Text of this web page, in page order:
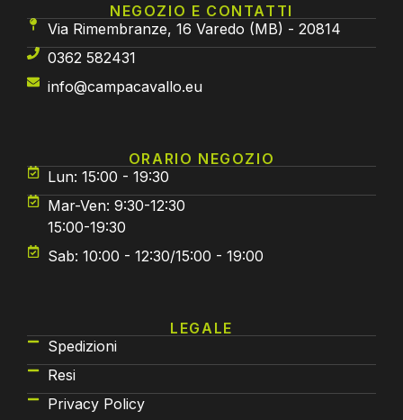
NEGOZIO E CONTATTI
Via Rimembranze, 16 Varedo (MB) - 20814
0362 582431
info@campacavallo.eu
ORARIO NEGOZIO
Lun: 15:00 - 19:30
Mar-Ven: 9:30-12:30
15:00-19:30
Sab: 10:00 - 12:30/15:00 - 19:00
LEGALE
Spedizioni
Resi
Privacy Policy